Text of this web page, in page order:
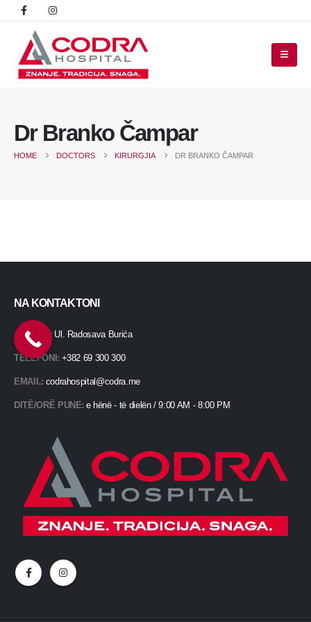
Dr Branko Čampar
HOME DOCTORS KIRURGJIA DR BRANKO ČAMPAR
NA KONTAKTONI
ADRESË: Ul. Radosava Burića
TELEFONI: +382 69 300 300
EMAIL: codrahospital@codra.me
DITË/ORË PUNE: e hënë - të dielën / 9:00 AM - 8:00 PM